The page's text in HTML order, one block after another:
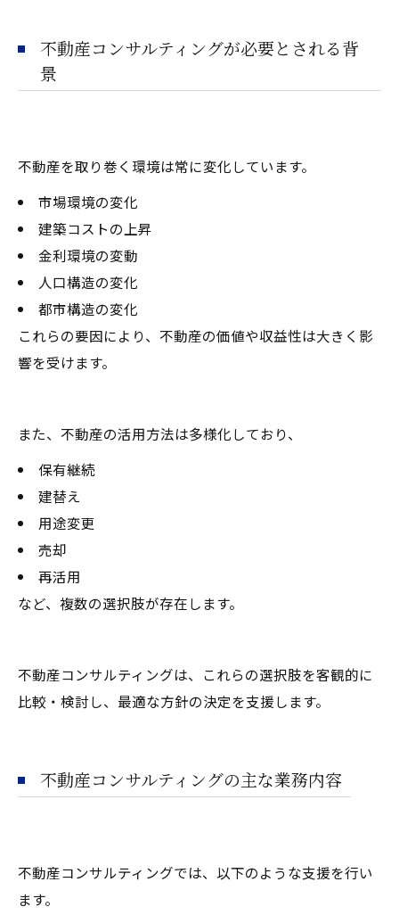
不動産コンサルティングが必要とされる背
景
不動産を取り巻く環境は常に変化しています。
市場環境の変化
建築コストの上昇
金利環境の変動
人口構造の変化
都市構造の変化
これらの要因により、不動産の価値や収益性は大きく影
響を受けます。
また、不動産の活用方法は多様化しており、
保有継続
建替え
用途変更
売却
再活用
など、複数の選択肢が存在します。
不動産コンサルティングは、これらの選択肢を客観的に
比較・検討し、最適な方針の決定を支援します。
不動産コンサルティングの主な業務内容
不動産コンサルティングでは、以下のような支援を行い
ます。